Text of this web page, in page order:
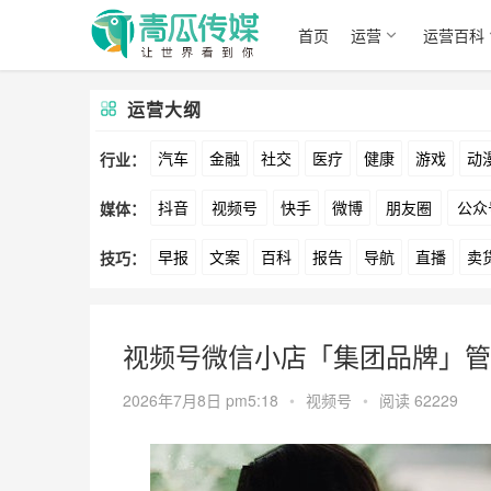
首页 运营 运营百科
运营大纲
行业： 汽车 金融 社交 医疗 健康 游戏 动
文娱 跨境 科技 广告 元宇宙 房地产
媒体： 抖音 视频号 快手 微博 朋友圈 公
爱奇艺 美柚 美图 最右 神马 谷歌
技巧： 早报 文案 百科 报告 导航 直播 卖
视频号微信小店「集团品牌」
2026年7月8日 pm5:18 • 视频号 • 阅读 62229